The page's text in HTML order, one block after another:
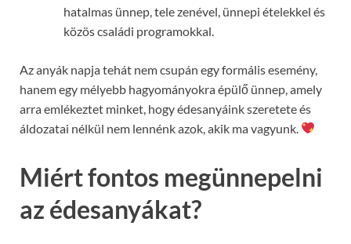
hatalmas ünnep, tele zenével, ünnepi ételekkel és
közös családi programokkal.
Az anyák napja tehát nem csupán egy formális esemény,
hanem egy mélyebb hagyományokra épülő ünnep, amely
arra emlékeztet minket, hogy édesanyáink szeretete és
áldozatai nélkül nem lennénk azok, akik ma vagyunk.
Miért fontos megünnepelni
az édesanyákat?